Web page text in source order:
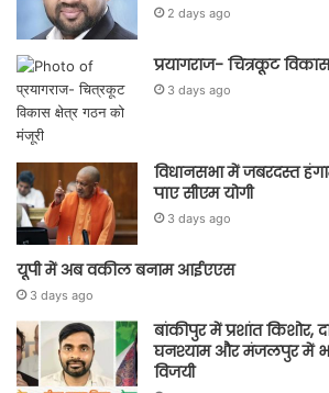
2 days ago
प्रयागराज- चित्रकूट
3 days ago
विधानसभा में जबरदस्त
पाए सीएम योगी
3 days ago
यूपी में अब वकील बनाम आईएएस
3 days ago
बांकीपुर में प्रशांत किशोर,
घनश्याम और मंजलपुर में
विजयी